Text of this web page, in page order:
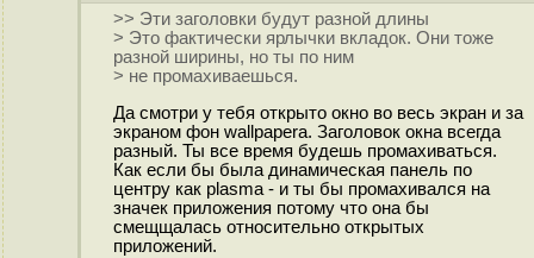
>> Эти заголовки будут разной длины
> Это фактически ярлычки вкладок. Они тоже
разной ширины, но ты по ним
> не промахиваешься.
Да смотри у тебя открыто окно во весь экран и за
экраном фон wallpapera. Заголовок окна всегда
разный. Ты все время будешь промахиваться.
Как если бы была динамическая панель по
центру как plasma - и ты бы промахивался на
значек приложения потому что она бы
смещщалась относительно открытых
приложений.